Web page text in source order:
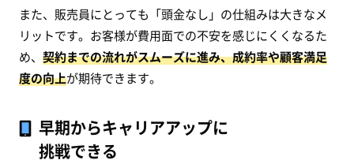
また、販売員にとっても「頭金なし」の仕組みは大きなメ
リットです。お客様が費用面での不安を感じにくくなるた
め、 契約までの流れがスムーズに進み、成約率や顧客満足
度の向上が期待できます。
早期からキャリアアップに
挑戦できる